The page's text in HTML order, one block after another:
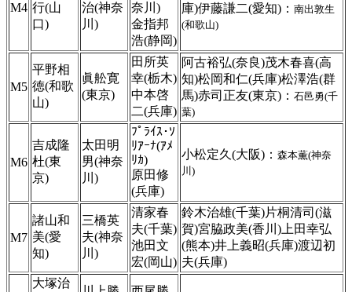
M4 行(山
口)
治(神奈
川)
奈川)
金指邦
浩(静岡)
庫)伊藤謙二(愛知)： 南出敦生
(和歌山)
M5
平野相
徳(和歌
山)
眞舩寛
(東京)
田所英
幸(栃木)
中本啓
二(兵庫)
阿古裕弘(奈良)茂木春喜(高
知)松岡和仁(兵庫)松澤浩(群
馬)赤司正友(東京)： 石邑勇(千
葉)
M6
吉成隆
杜(東
京)
太田明
男(神奈
川)
ﾌﾟﾗｲｽ･ｿ
ﾘｱｰﾅ(ｱﾒ
ﾘｶ)
原田修
(兵庫)
小松定久(大阪)： 森本薫(神奈
川)
M7
諸山和
美(愛
知)
三橋英
夫(神奈
川)
清家春
夫(千葉)
池田文
宏(岡山)
鈴木治雄(千葉)片桐清司(滋
賀)宮脇政美(香川)上田幸弘
(熊本)井上義昭(兵庫)渡辺初
夫(兵庫)
大塚治